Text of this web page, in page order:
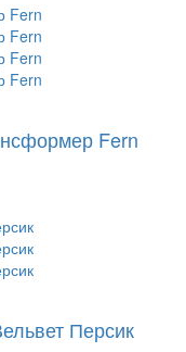
Fern
Персик